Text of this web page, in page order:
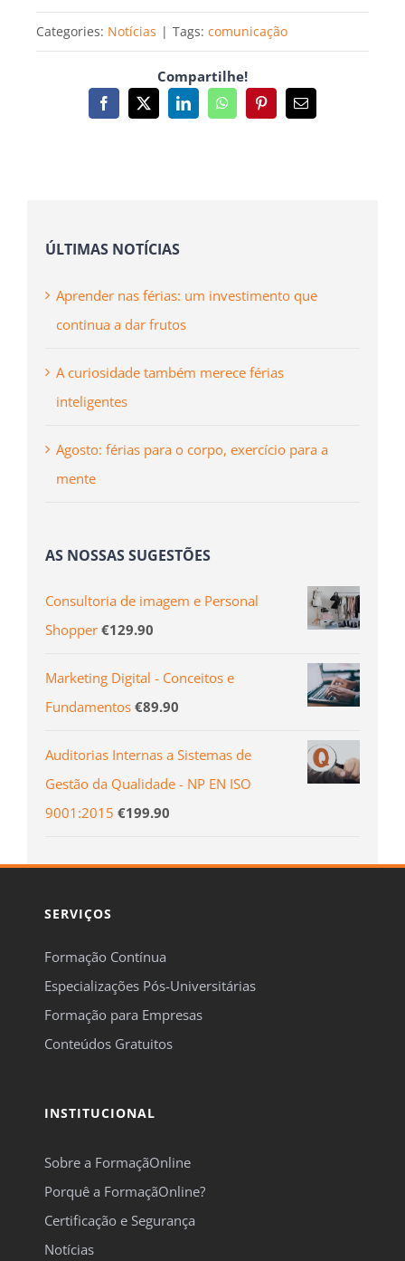
Categories: Notícias | Tags: comunicação
Compartilhe!
Facebook
X LinkedInWhatsAppPinterestEmail
ÚLTIMAS NOTÍCIAS
Aprender nas férias: um investimento que
continua a dar frutos
A curiosidade também merece férias
inteligentes
Agosto: férias para o corpo, exercício para a
mente
AS NOSSAS SUGESTÕES
Consultoria de imagem e Personal
Shopper €129.90
Marketing Digital - Conceitos e
Fundamentos €89.90
Auditorias Internas a Sistemas de
Gestão da Qualidade - NP EN ISO
9001:2015 €199.90
SERVIÇOS
Formação Contínua
Especializações Pós-Universitárias
Formação para Empresas
Conteúdos Gratuitos
INSTITUCIONAL
Sobre a FormaçãOnline
Porquê a FormaçãOnline?
Certificação e Segurança
Notícias